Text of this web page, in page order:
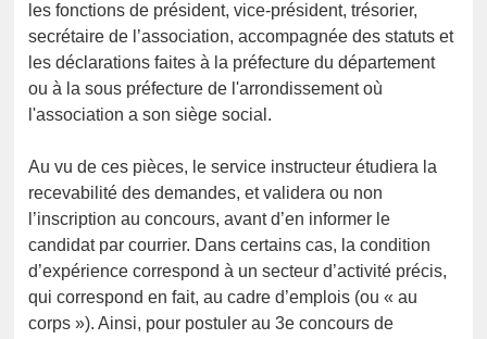
les fonctions de président, vice-président, trésorier,
secrétaire de l’association, accompagnée des statuts et
les déclarations faites à la préfecture du département
ou à la sous préfecture de l'arrondissement où
l'association a son siège social.
Au vu de ces pièces, le service instructeur étudiera la
recevabilité des demandes, et validera ou non
l’inscription au concours, avant d’en informer le
candidat par courrier. Dans certains cas, la condition
d’expérience correspond à un secteur d’activité précis,
qui correspond en fait, au cadre d’emplois (ou « au
corps »). Ainsi, pour postuler au 3e concours de